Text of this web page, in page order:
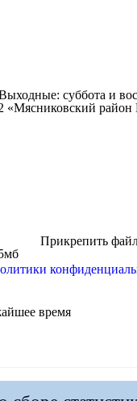
суббота и
район
Прикрепить
время